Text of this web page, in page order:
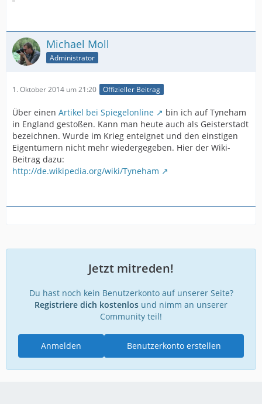
Michael Moll
Administrator
1. Oktober 2014 um 21:20 Offizieller Beitrag
Über einen Artikel bei Spiegelonline
bin ich auf Tyneham
in England gestoßen. Kann man heute auch als Geisterstadt
bezeichnen. Wurde im Krieg enteignet und den einstigen
Eigentümern nicht mehr wiedergegeben. Hier der Wiki-
Beitrag dazu:
http://de.wikipedia.org/wiki/Tyneham
Jetzt mitreden!
Du hast noch kein Benutzerkonto auf unserer Seite?
Registriere dich kostenlos und nimm an unserer
Community teil!
Benutzerkonto erstellen
Anmelden